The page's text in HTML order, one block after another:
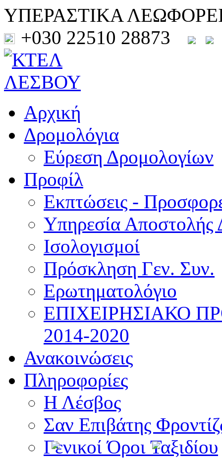
ΥΠΕΡΑΣΤΙΚΑ
+030 22510 28873
Αρχική
Δρομολόγια
Εύρεση Δρομολογίων
Προφίλ
Εκπτώσεις -
Υπηρεσία Αποστολής
Ισολογισμοί
Πρόσκληση Γεν. Συν.
Ερωτηματολόγιο
ΕΠΙΧΕΙΡΗΣΙΑΚΟ
2014-2020
Ανακοινώσεις
Πληροφορίες
Η Λέσβος
Σαν Επιβάτης
Γενικοί Όροι Ταξιδίου